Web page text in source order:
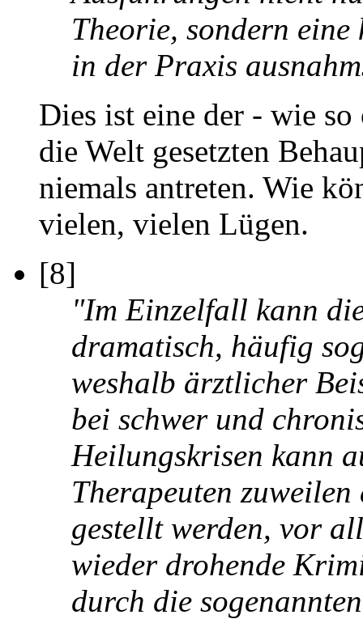
Theorie, sondern
in der Praxis
Dies ist eine der - wie
die Welt gesetzten
niemals antreten. Wie
vielen, vielen Lügen.
[8]
"Im Einzelfall kann
dramatisch, häufig
weshalb ärztlicher
bei schwer und
Heilungskrisen kann
Therapeuten
gestellt werden, vor
wieder drohende
durch die